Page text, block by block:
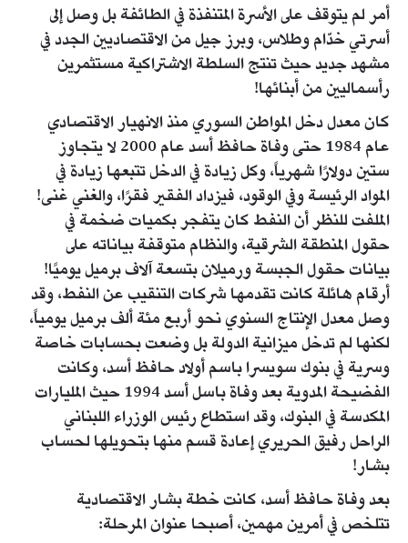
أمر لم يتوقف على الأسرة المتنفذة في الطائفة بل وصل إلى
أسرتي خدّام وطلاس، وبرز جيل من الاقتصاديين الجدد في
مشهد جديد حيث تنتج السلطة الاشتراكية مستثمرين
رأسماليين من أبنائها!
كان معدل دخل المواطن السوري منذ الانهيار الاقتصادي
عام 1984 حتى وفاة حافظ أسد عام 2000 لا يتجاوز
ستين دولارًا شهرياً، وكل زيادة في الدخل تتبعها زيادة في
المواد الرئيسة وفي الوقود، فيزداد الفقير فقرًا، والغني غنى!
الملفت للنظر أن النفط كان يتفجر بكميات ضخمة في
حقول المنطقة الشرقية، والنظام متوقفة بياناته على
بيانات حقول الجبسة ورميلان بتسعة آلاف برميل يوميًا!
أرقام هائلة كانت تقدمها شركات التنقيب عن النفط، وقد
وصل معدل الإنتاج السنوي نحو أربع مئة ألف برميل يومياً،
لكنها لم تدخل ميزانية الدولة بل وضعت بحسابات خاصة
وسرية في بنوك سويسرا باسم أولاد حافظ أسد، وكانت
الفضيحة المدوية بعد وفاة باسل أسد 1994 حيث المليارات
المكدسة في البنوك، وقد استطاع رئيس الوزراء اللبناني
الراحل رفيق الحريري إعادة قسم منها بتحويلها لحساب
بشار!
بعد وفاة حافظ أسد، كانت خطة بشار الاقتصادية
تتلخص في أمرين مهمين، أصبحا عنوان المرحلة: